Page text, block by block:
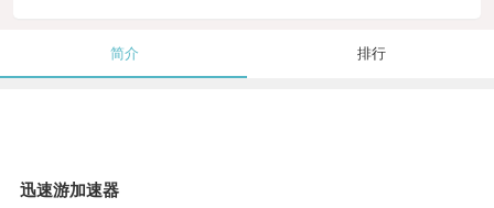
简介 排行
迅速游加速器